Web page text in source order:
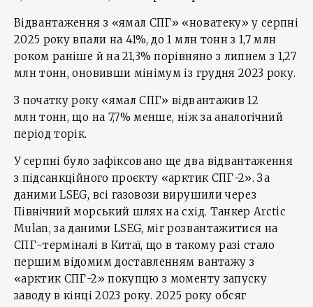
Відвантаження з «ямал СПГ» «новатеку» у серпні
2025 року впали на 41%, до 1 млн тонн з 1,7 млн
роком раніше й на 21,3% порівняно з липнем з 1,27
млн тонн, оновивши мінімум із грудня 2023 року.
З початку року «ямал СПГ» відвантажив 12
млн тонн, що на 7,7% менше, ніж за аналогічний
період торік.
У серпні було зафіксовано ще два відвантаження
з підсанкційного проєкту «арктик СПГ-2». За
даними LSEG, всі газовози вирушили через
Північний морський шлях на схід. Танкер Arctic
Mulan, за даними LSEG, міг розвантажитися на
СПГ-терміналі в Китаї, що в такому разі стало
першим відомим доставленням вантажу з
«арктик СПГ-2» покупцю з моменту запуску
заводу в кінці 2023 року. 2025 року обсяг